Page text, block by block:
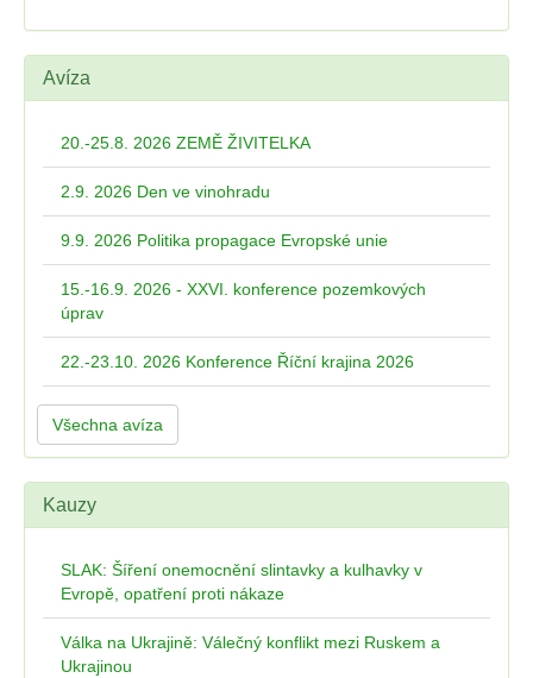
Avíza
20.-25.8. 2026 ZEMĚ ŽIVITELKA
2.9. 2026 Den ve vinohradu
9.9. 2026 Politika propagace Evropské unie
15.-16.9. 2026 - XXVI. konference pozemkových
úprav
22.-23.10. 2026 Konference Říční krajina 2026
Všechna avíza
Kauzy
SLAK: Šíření onemocnění slintavky a kulhavky v
Evropě, opatření proti nákaze
Válka na Ukrajině: Válečný konflikt mezi Ruskem a
Ukrajinou